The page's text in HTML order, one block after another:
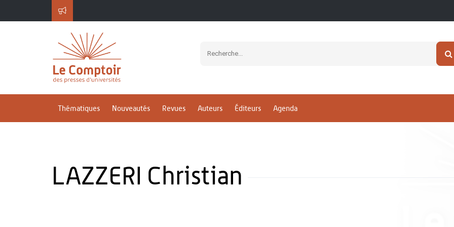
Thématiques Nouveautés Revues Auteurs Éditeurs Agenda
LAZZERI Christian